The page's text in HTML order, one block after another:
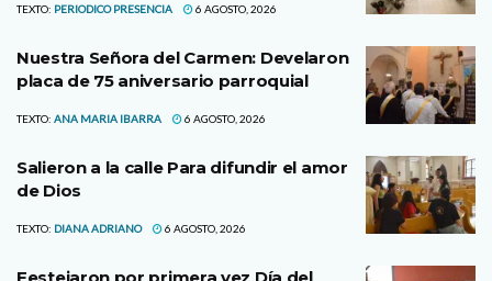
TEXTO: PERIODICO PRESENCIA 6 AGOSTO, 2026
Nuestra Señora del Carmen: Develaron
placa de 75 aniversario parroquial
TEXTO: ANA MARIA IBARRA 6 AGOSTO, 2026
Salieron a la calle Para difundir el amor
de Dios
TEXTO: DIANA ADRIANO 6 AGOSTO, 2026